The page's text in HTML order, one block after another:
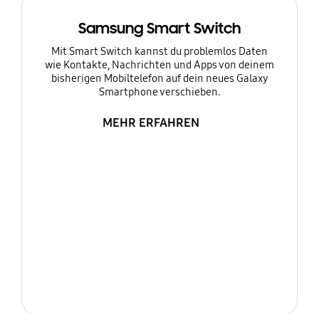
Samsung Smart Switch
Mit Smart Switch kannst du problemlos Daten
wie Kontakte, Nachrichten und Apps von deinem
bisherigen Mobiltelefon auf dein neues Galaxy
Smartphone verschieben.
MEHR ERFAHREN